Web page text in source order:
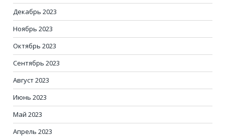
Декабрь 2023
Ноябрь 2023
Октябрь 2023
Сентябрь 2023
Август 2023
Июнь 2023
Май 2023
Апрель 2023